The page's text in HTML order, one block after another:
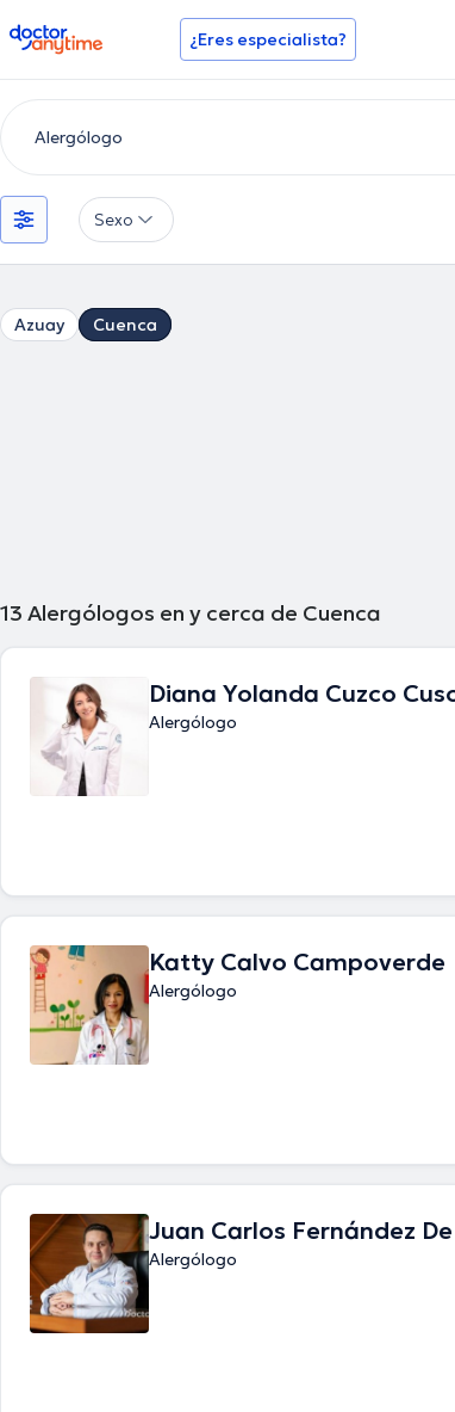
doctoranytime ¿Eres especialista?
Sexo
Azuay Cuenca
13 Alergólogos en y cerca de Cuenca
Diana Yolanda Cuzco
Alergólogo
Katty Calvo Campoverde
Alergólogo
Juan Carlos Fernández
Alergólogo